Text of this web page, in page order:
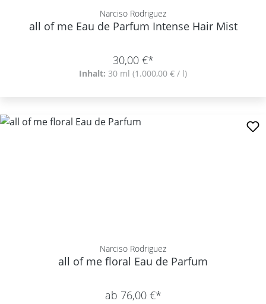
Narciso Rodriguez
all of me Eau de Parfum Intense Hair Mist
30,00 €*
Inhalt: 30 ml (1.000,00 € / l)
Narciso Rodriguez
all of me floral Eau de Parfum
ab 76,00 €*